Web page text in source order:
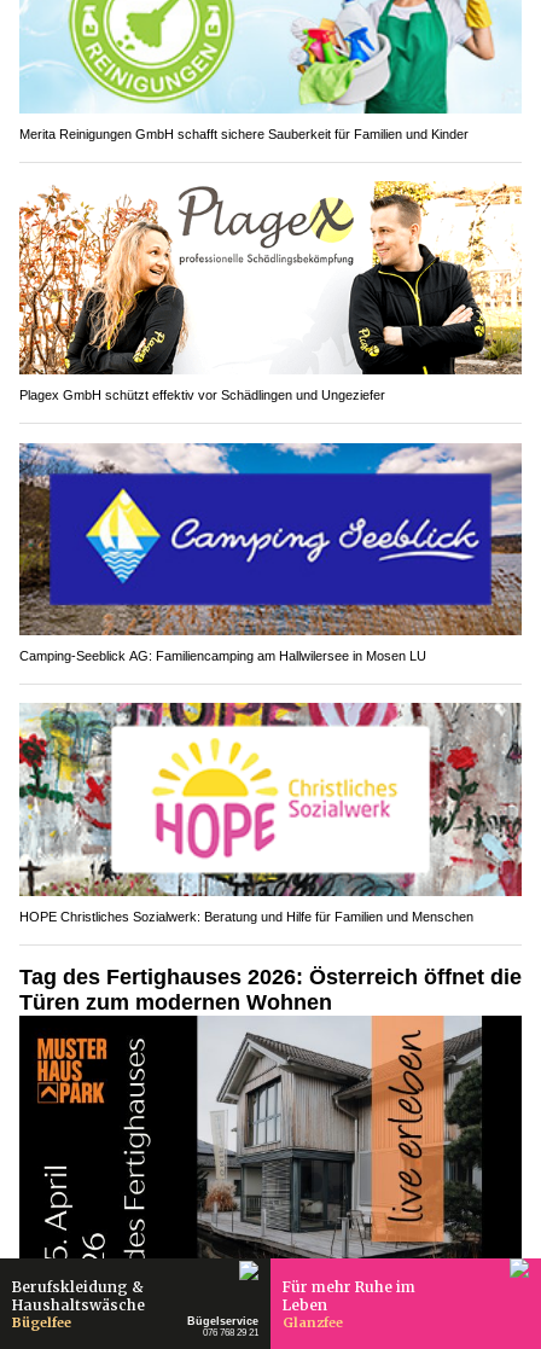
Merita Reinigungen GmbH schafft sichere Sauberkeit für Familien und Kinder
Plagex GmbH schützt effektiv vor Schädlingen und Ungeziefer
Camping-Seeblick AG: Familiencamping am Hallwilersee in Mosen LU
HOPE Christliches Sozialwerk: Beratung und Hilfe für Familien und Menschen
Tag des Fertighauses 2026: Österreich öffnet die
Türen zum modernen Wohnen